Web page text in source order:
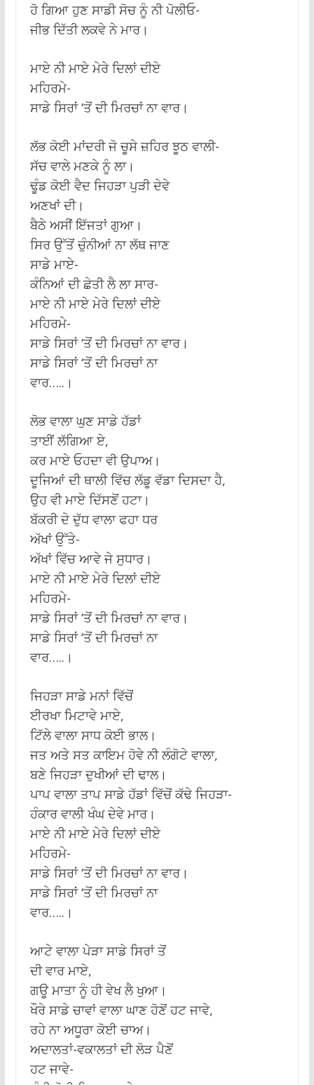
ਹੋ ਗਿਆ ਹੁਣ ਸਾਡੀ ਸੋਚ ਨੂੰ ਨੀ ਪੋਲੀਓ-
ਜੀਭ ਦਿੱਤੀ ਲਕਵੇ ਨੇ ਮਾਰ।
ਮਾਏ ਨੀ ਮਾਏ ਮੇਰੇ ਦਿਲਾਂ ਦੀਏ
ਮਹਿਰਮੇ-
ਸਾਡੇ ਸਿਰਾਂ ‘ਤੋਂ ਦੀ ਮਿਰਚਾਂ ਨਾ ਵਾਰ।
ਲੱਭ ਕੋਈ ਮਾਂਦਰੀ ਜੋ ਚੂਸੇ ਜ਼ਹਿਰ ਝੂਠ ਵਾਲੀ-
ਸੱਚ ਵਾਲੇ ਮਣਕੇ ਨੂੰ ਲਾ।
ਢੂੰਡ ਕੋਈ ਵੈਦ ਜਿਹੜਾ ਪੁੜੀ ਦੇਵੇ
ਅਣਖਾਂ ਦੀ।
ਬੈਠੇ ਅਸੀਂ ਇੱਜਤਾਂ ਗੁਆ।
ਸਿਰ ਉੱਤੋਂ ਚੁੰਨੀਆਂ ਨਾ ਲੱਥ ਜਾਣ
ਸਾਡੇ ਮਾਏ-
ਕੰਨਿਆਂ ਦੀ ਛੇਤੀ ਲੈ ਲਾ ਸਾਰ-
ਮਾਏ ਨੀ ਮਾਏ ਮੇਰੇ ਦਿਲਾਂ ਦੀਏ
ਮਹਿਰਮੇ-
ਸਾਡੇ ਸਿਰਾਂ ‘ਤੋਂ ਦੀ ਮਿਰਚਾਂ ਨਾ ਵਾਰ।
ਸਾਡੇ ਸਿਰਾਂ ‘ਤੋਂ ਦੀ ਮਿਰਚਾਂ ਨਾ
ਵਾਰ…..।
ਲੋਭ ਵਾਲਾ ਘੁਣ ਸਾਡੇ ਹੱਡਾਂ
ਤਾਈਂ ਲੱਗਿਆ ਏ,
ਕਰ ਮਾਏ ਓਹਦਾ ਵੀ ਉਪਾਅ।
ਦੂਜਿਆਂ ਦੀ ਥਾਲੀ ਵਿੱਚ ਲੱਡੂ ਵੱਡਾ ਦਿਸਦਾ ਹੈ,
ਉਹ ਵੀ ਮਾਏ ਦਿੱਸਣੋਂ ਹਟਾ।
ਬੱਕਰੀ ਦੇ ਦੁੱਧ ਵਾਲਾ ਫਹਾ ਧਰ
ਅੱਖਾਂ ਉੱਤੇ-
ਅੱਖਾਂ ਵਿੱਚ ਆਵੇ ਜੇ ਸੁਧਾਰ।
ਮਾਏ ਨੀ ਮਾਏ ਮੇਰੇ ਦਿਲਾਂ ਦੀਏ
ਮਹਿਰਮੇ-
ਸਾਡੇ ਸਿਰਾਂ ‘ਤੋਂ ਦੀ ਮਿਰਚਾਂ ਨਾ ਵਾਰ।
ਸਾਡੇ ਸਿਰਾਂ ‘ਤੋਂ ਦੀ ਮਿਰਚਾਂ ਨਾ
ਵਾਰ…..।
ਜਿਹੜਾ ਸਾਡੇ ਮਨਾਂ ਵਿੱਚੋਂ
ਈਰਖਾ ਮਿਟਾਵੇ ਮਾਏ,
ਟਿੱਲੇ ਵਾਲਾ ਸਾਧ ਕੋਈ ਭਾਲ।
ਜਤ ਅਤੇ ਸਤ ਕਾਇਮ ਹੋਵੇ ਨੀ ਲੰਗੋਟੇ ਵਾਲਾ,
ਬਣੇ ਜਿਹੜਾ ਦੁਖੀਆਂ ਦੀ ਢਾਲ।
ਪਾਪ ਵਾਲਾ ਤਾਪ ਸਾਡੇ ਹੱਡਾਂ ਵਿੱਚੋਂ ਕੱਢੇ ਜਿਹੜਾ-
ਹੰਕਾਰ ਵਾਲੀ ਖੰਘ ਦੇਵੇ ਮਾਰ।
ਮਾਏ ਨੀ ਮਾਏ ਮੇਰੇ ਦਿਲਾਂ ਦੀਏ
ਮਹਿਰਮੇ-
ਸਾਡੇ ਸਿਰਾਂ ‘ਤੋਂ ਦੀ ਮਿਰਚਾਂ ਨਾ ਵਾਰ।
ਸਾਡੇ ਸਿਰਾਂ ‘ਤੋਂ ਦੀ ਮਿਰਚਾਂ ਨਾ
ਵਾਰ…..।
ਆਟੇ ਵਾਲਾ ਪੇੜਾ ਸਾਡੇ ਸਿਰਾਂ ਤੋਂ
ਦੀ ਵਾਰ ਮਾਏ,
ਗਊ ਮਾਤਾ ਨੂੰ ਹੀ ਵੇਖ ਲੈ ਖੁਆ।
ਖੌਰੇ ਸਾਡੇ ਚਾਵਾਂ ਵਾਲਾ ਘਾਣ ਹੋਣੋਂ ਹਟ ਜਾਵੇ,
ਰਹੇ ਨਾ ਅਧੂਰਾ ਕੋਈ ਚਾਅ।
ਅਦਾਲਤਾਂ-ਵਕਾਲਤਾਂ ਦੀ ਲੋੜ ਪੈਣੋਂ
ਹਟ ਜਾਵੇ-